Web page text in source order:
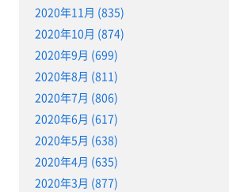
2020年11月 (835)
2020年10月 (874)
2020年9月 (699)
2020年8月 (811)
2020年7月 (806)
2020年6月 (617)
2020年5月 (638)
2020年4月 (635)
2020年3月 (877)